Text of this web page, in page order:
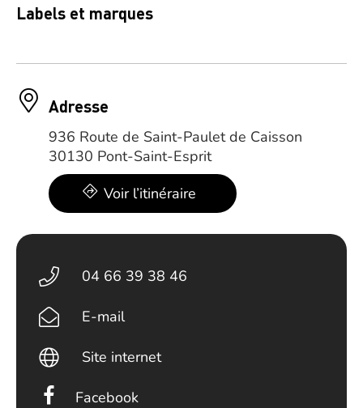
Labels et marques
Adresse
936 Route de Saint-Paulet de Caisson
30130 Pont-Saint-Esprit
Voir l’itinéraire
04 66 39 38 46
E-mail
Site internet
Facebook